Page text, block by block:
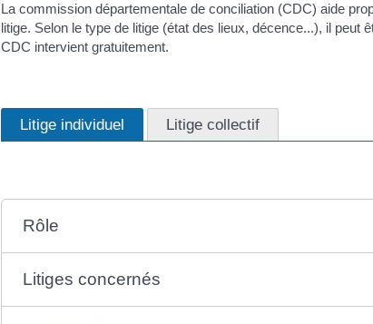
La commission départementale de conciliation (CDC) aide
litige. Selon le type de litige (état des lieux, décence...), il peut
CDC intervient gratuitement.
Litige individuel Litige collectif
Rôle
Litiges concernés